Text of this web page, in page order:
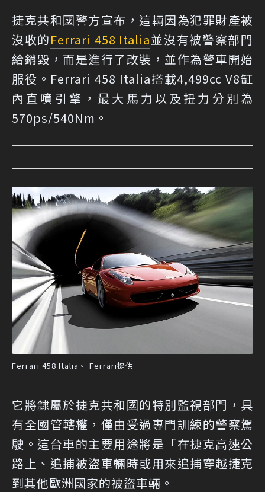
捷克共和國警方宣布，這輛因為犯罪財產被
沒收的Ferrari 458 Italia並沒有被警察部門
給銷毀，而是進行了改裝，並作為警車開始
服役。Ferrari 458 Italia搭載4,499cc V8缸
內直噴引擎，最大馬力以及扭力分別為
570ps/540Nm。
Ferrari 458 Italia。 Ferrari提供
它將隸屬於捷克共和國的特別監視部門，具
有全國管轄權，僅由受過專門訓練的警察駕
駛。這台車的主要用途將是「在捷克高速公
路上、追捕被盜車輛時或用來追捕穿越捷克
到其他歐洲國家的被盜車輛。